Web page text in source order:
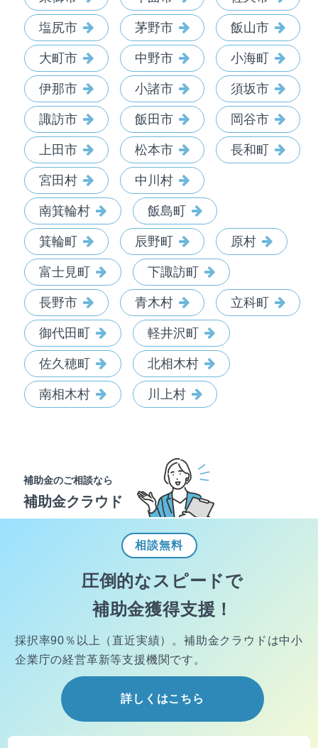
塩尻市 茅野市 飯山市
大町市 中野市 小海町
伊那市 小諸市 須坂市
諏訪市 飯田市 岡谷市
上田市 松本市 長和町
宮田村 中川村
南箕輪村 飯島町
箕輪町 辰野町 原村
富士見町 下諏訪町
長野市 青木村 立科町
御代田町 軽井沢町
佐久穂町 北相木村
南相木村 川上村
補助金のご相談なら
補助金クラウド
相談無料
圧倒的なスピードで
補助金獲得支援！
採択率90％以上（直近実績）。 補助金クラウドは中小
企業庁の経営革新等支援機関です。
詳しくはこちら